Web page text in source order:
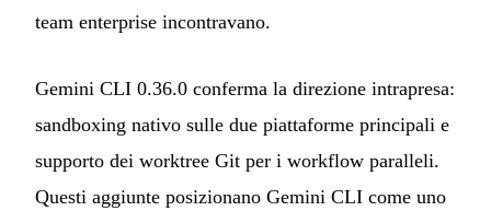
team enterprise incontravano.
Gemini CLI 0.36.0 conferma la direzione intrapresa:
sandboxing nativo sulle due piattaforme principali e
supporto dei worktree Git per i workflow paralleli.
Questi aggiunte posizionano Gemini CLI come uno